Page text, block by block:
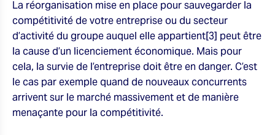
La réorganisation mise en place pour sauvegarder la
compétitivité de votre entreprise ou du secteur
d’activité du groupe auquel elle appartient[3] peut être
la cause d’un licenciement économique. Mais pour
cela, la survie de l’entreprise doit être en danger. C’est
le cas par exemple quand de nouveaux concurrents
arrivent sur le marché massivement et de manière
menaçante pour la compétitivité.